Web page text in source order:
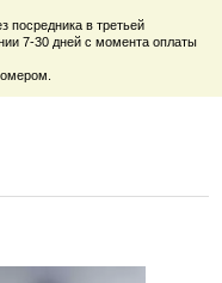
посредника в третьей
7-30 дней с момента оплаты